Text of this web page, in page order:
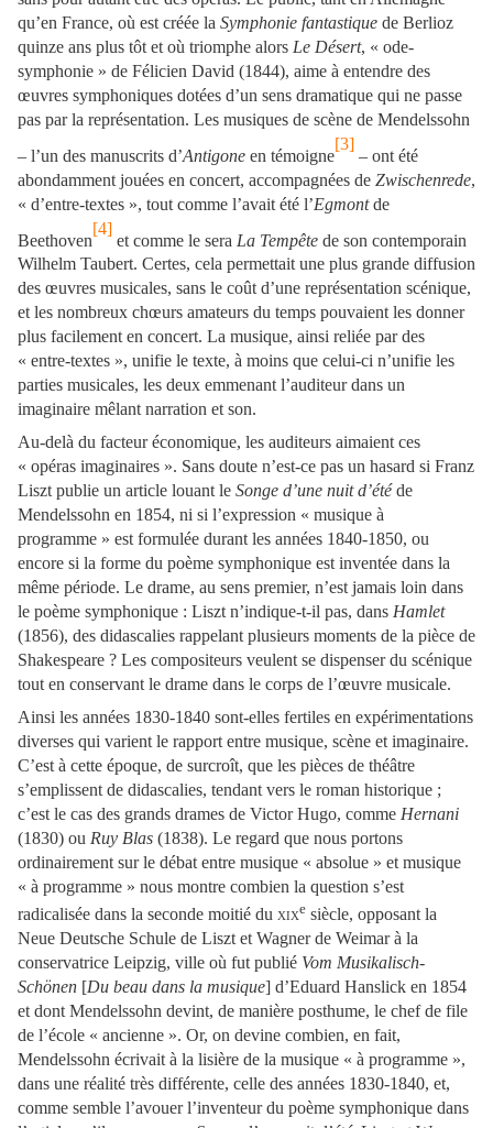
qu’en France, où est créée la Symphonie fantastique de Berlioz
quinze ans plus tôt et où triomphe alors Le Désert, « ode-
symphonie » de Félicien David (1844), aime à entendre des
œuvres symphoniques dotées d’un sens dramatique qui ne passe
pas par la représentation. Les musiques de scène de Mendelssohn
– l’un des manuscrits d’Antigone en témoigne
[3]
– ont été
abondamment jouées en concert, accompagnées de Zwischenrede,
« d’entre-textes », tout comme l’avait été l’Egmontde
Beethoven
[4]
et comme le sera La Tempête de son contemporain
Wilhelm Taubert. Certes, cela permettait une plus grande diffusion
des œuvres musicales, sans le coût d’une représentation scénique,
et les nombreux chœurs amateurs du temps pouvaient les donner
plus facilement en concert. La musique, ainsi reliée par des
« entre-textes », unifie le texte, à moins que celui-ci n’unifie les
parties musicales, les deux emmenant l’auditeur dans un
imaginaire mêlant narration et son.
Au-delà du facteur économique, les auditeurs aimaient ces
« opéras imaginaires ». Sans doute n’est-ce pas un hasard si Franz
Liszt publie un article louant le Songe d’une nuit d’étéde
Mendelssohn en 1854, ni si l’expression « musique à
programme » est formulée durant les années 1840-1850, ou
encore si la forme du poème symphonique est inventée dans la
même période. Le drame, au sens premier, n’est jamais loin dans
le poème symphonique : Liszt n’indique-t-il pas, dans Hamlet
(1856), des didascalies rappelant plusieurs moments de la pièce de
Shakespeare ? Les compositeurs veulent se dispenser du scénique
tout en conservant le drame dans le corps de l’œuvre musicale.
Ainsi les années 1830-1840 sont-elles fertiles en expérimentations
diverses qui varient le rapport entre musique, scène et imaginaire.
C’est à cette époque, de surcroît, que les pièces de théâtre
s’emplissent de didascalies, tendant vers le roman historique ;
c’est le cas des grands drames de Victor Hugo, comme Hernani
(1830) ou Ruy Blas (1838). Le regard que nous portons
ordinairement sur le débat entre musique « absolue » et musique
« à programme » nous montre combien la question s’est
radicalisée dans la seconde moitié du xixe siècle, opposant la
Neue Deutsche Schule de Liszt et Wagner de Weimar à la
conservatrice Leipzig, ville où fut publié Vom Musikalisch-
Schönen [Du beau dans la musique] d’Eduard Hanslick en 1854
et dont Mendelssohn devint, de manière posthume, le chef de file
de l’école « ancienne ». Or, on devine combien, en fait,
Mendelssohn écrivait à la lisière de la musique « à programme »,
dans une réalité très différente, celle des années 1830-1840, et,
comme semble l’avouer l’inventeur du poème symphonique dans